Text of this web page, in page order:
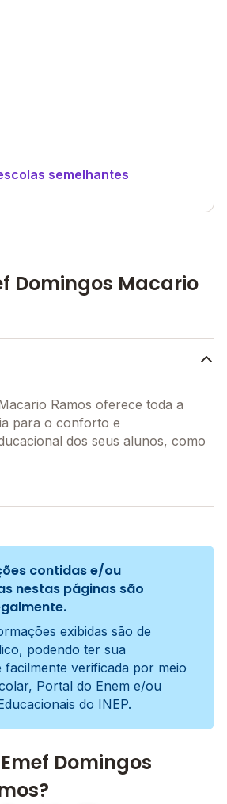
semelhantes
Domingos Macario
Ramos oferece toda a
para o conforto e
dos seus alunos, como
contidas e/ou
nestas páginas são
exibidas são de
podendo ter sua
facilmente verificada por meio
Portal do Enem e/ou
do INEP.
Domingos